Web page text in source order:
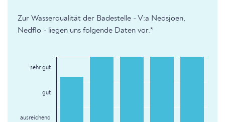
Zur Wasserqualität der Badestelle - V:a Nedsjoen,
Nedflo - liegen uns folgende Daten vor.*
sehr gut
gut
ausreichend